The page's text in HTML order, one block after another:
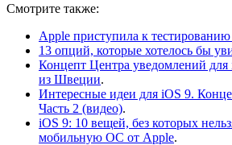
Смотрите также:
Apple приступила к
13 опций, которые хотелось бы
Концепт Центра уведомлений для
из Швеции.
Интересные идеи для iOS 9.
Часть 2 (видео).
iOS 9: 10 вещей, без которых
мобильную ОС от Apple.